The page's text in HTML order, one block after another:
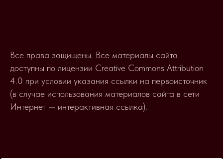
Все права защищены. Все материалы сайта
доступны по лицензии Creative Commons Attribution
4.0 при условии указания ссылки на первоисточник
(в случае использования материалов сайта в сети
Интернет — интерактивная ссылка).